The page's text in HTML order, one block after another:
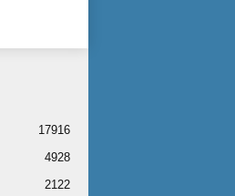
17916
4928
2122